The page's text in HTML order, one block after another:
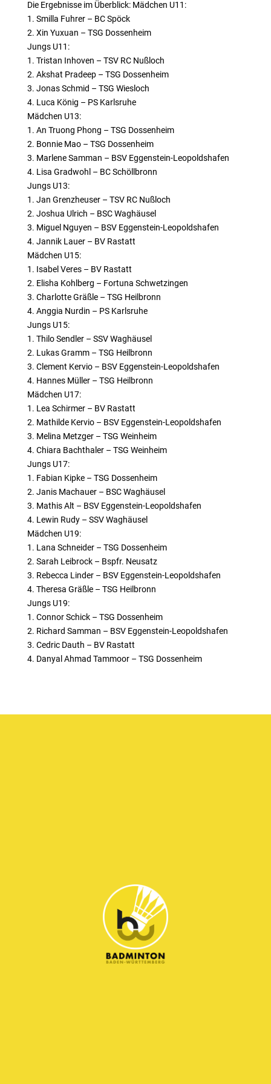
Die Ergebnisse im Überblick: Mädchen U11:
1. Smilla Fuhrer – BC Spöck
2. Xin Yuxuan – TSG Dossenheim
Jungs U11:
1. Tristan Inhoven – TSV RC Nußloch
2. Akshat Pradeep – TSG Dossenheim
3. Jonas Schmid – TSG Wiesloch
4. Luca König – PS Karlsruhe
Mädchen U13:
1. An Truong Phong – TSG Dossenheim
2. Bonnie Mao – TSG Dossenheim
3. Marlene Samman – BSV Eggenstein-Leopoldshafen
4. Lisa Gradwohl – BC Schöllbronn
Jungs U13:
1. Jan Grenzheuser – TSV RC Nußloch
2. Joshua Ulrich – BSC Waghäusel
3. Miguel Nguyen – BSV Eggenstein-Leopoldshafen
4. Jannik Lauer – BV Rastatt
Mädchen U15:
1. Isabel Veres – BV Rastatt
2. Elisha Kohlberg – Fortuna Schwetzingen
3. Charlotte Gräßle – TSG Heilbronn
4. Anggia Nurdin – PS Karlsruhe
Jungs U15:
1. Thilo Sendler – SSV Waghäusel
2. Lukas Gramm – TSG Heilbronn
3. Clement Kervio – BSV Eggenstein-Leopoldshafen
4. Hannes Müller – TSG Heilbronn
Mädchen U17:
1. Lea Schirmer – BV Rastatt
2. Mathilde Kervio – BSV Eggenstein-Leopoldshafen
3. Melina Metzger – TSG Weinheim
4. Chiara Bachthaler – TSG Weinheim
Jungs U17:
1. Fabian Kipke – TSG Dossenheim
2. Janis Machauer – BSC Waghäusel
3. Mathis Alt – BSV Eggenstein-Leopoldshafen
4. Lewin Rudy – SSV Waghäusel
Mädchen U19:
1. Lana Schneider – TSG Dossenheim
2. Sarah Leibrock – Bspfr. Neusatz
3. Rebecca Linder – BSV Eggenstein-Leopoldshafen
4. Theresa Gräßle – TSG Heilbronn
Jungs U19:
1. Connor Schick – TSG Dossenheim
2. Richard Samman – BSV Eggenstein-Leopoldshafen
3. Cedric Dauth – BV Rastatt
4. Danyal Ahmad Tammoor – TSG Dossenheim